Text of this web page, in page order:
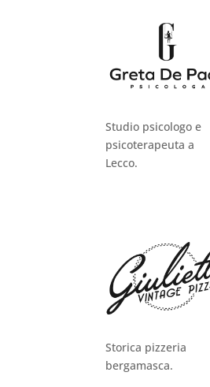
Studio psicologo e
psicoterapeuta a
Lecco.
Storica pizzeria
bergamasca.